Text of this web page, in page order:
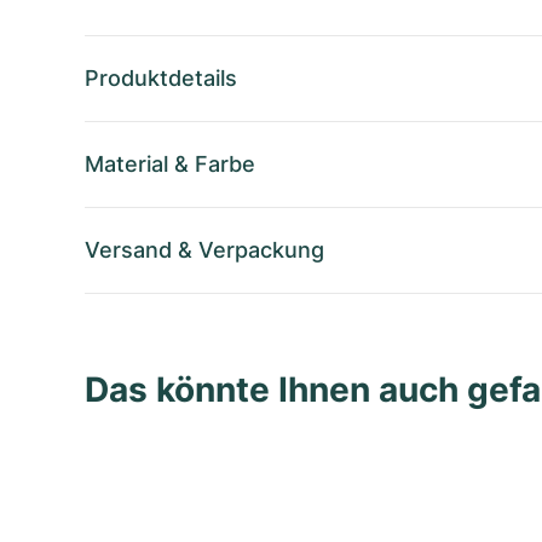
Produktdetails
Material & Farbe
Versand & Verpackung
Das könnte Ihnen auch